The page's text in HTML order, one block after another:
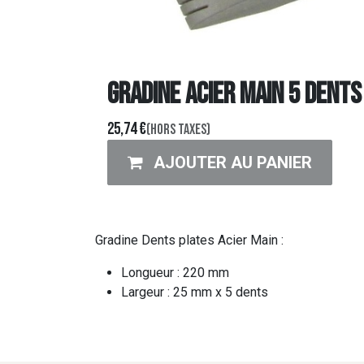
GRADINE ACIER MAIN 5
25,74€(Hors taxes)
AJOUTER AU PANIER
Gradine Dents plates Acier Main :
Longueur : 220 mm
Largeur : 25 mm x 5 dents